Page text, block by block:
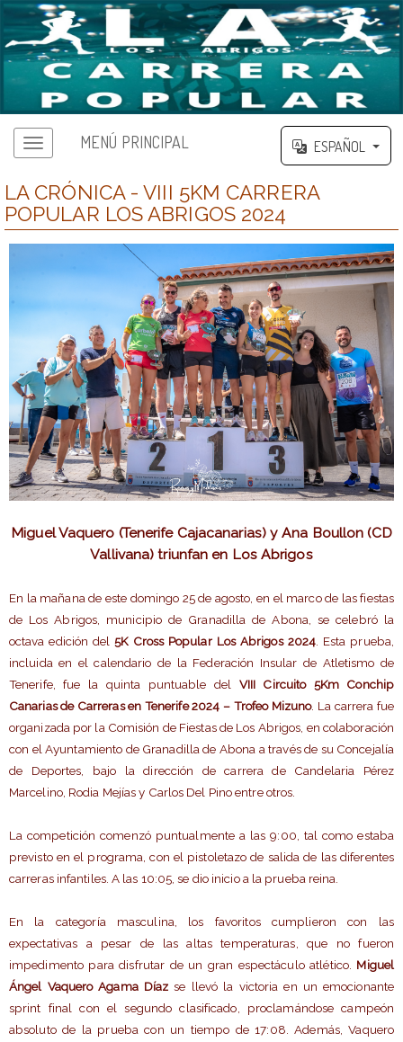
MENÚ PRINCIPAL ESPAÑOL
LA CRÓNICA - VIII 5KM CARRERA
POPULAR LOS ABRIGOS 2024
Miguel Vaquero (Tenerife Cajacanarias) y Ana Boullon (CD
Vallivana) triunfan en Los Abrigos
En la mañana de este domingo 25 de agosto, en el marco de las fiestas
de Los Abrigos, municipio de Granadilla de Abona, se celebró la
octava edición del5K Cross Popular Los Abrigos 2024. Esta prueba,
incluida en el calendario de la Federación Insular de Atletismo de
Tenerife, fue la quinta puntuable del VIII Circuito 5Km Conchip
Canarias de Carreras en Tenerife 2024 – Trofeo Mizuno. La carrera fue
organizada por la Comisión de Fiestas de Los Abrigos, en colaboración
con el Ayuntamiento de Granadilla de Abona a través de su Concejalía
de Deportes, bajo la dirección de carrera de Candelaria Pérez
Marcelino, Rodia Mejías y Carlos Del Pino entre otros.
La competición comenzó puntualmente a las 9:00, tal como estaba
previsto en el programa, con el pistoletazo de salida de las diferentes
carreras infantiles. A las 10:05, se dio inicio a la prueba reina.
En la categoría masculina, los favoritos cumplieron con las
expectativas a pesar de las altas temperaturas, que no fueron
impedimento para disfrutar de un gran espectáculo atlético. Miguel
Ángel Vaquero Agama Díaz se llevó la victoria en un emocionante
sprint final con el segundo clasificado, proclamándose campeón
absoluto de la prueba con un tiempo de 17:08. Además, Vaquero